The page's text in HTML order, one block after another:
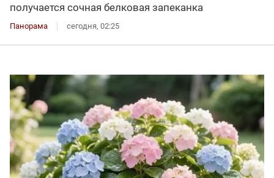
получается сочная белковая запеканка
Панорама сегодня, 02:25